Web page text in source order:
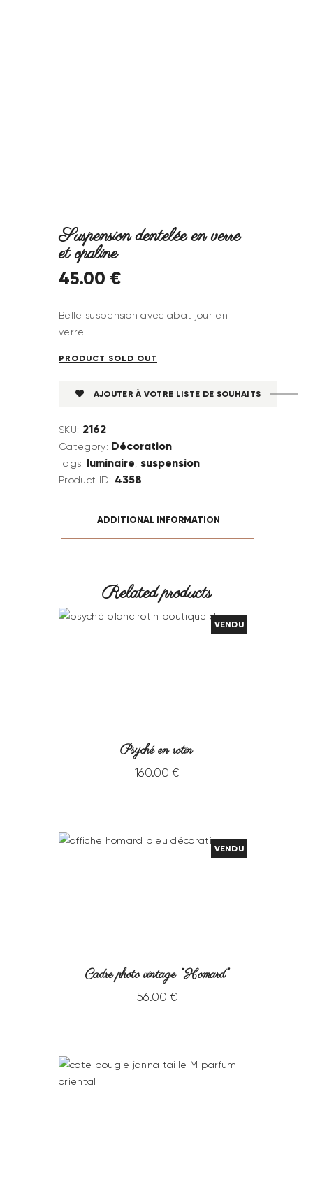
Suspension dentelée en verre
et opaline
45.00 €
Belle suspension avec abat jour en
verre
PRODUCT SOLD OUT
AJOUTER À VOTRE LISTE DE SOUHAITS
SKU: 2162
Category: Décoration
Tags: luminaire suspension
Product ID: 4358
ADDITIONAL INFORMATION
Related products
VENDU
Psyché en rotin
160.00 €
VENDU
Cadre photo vintage “Homard”
56.00 €